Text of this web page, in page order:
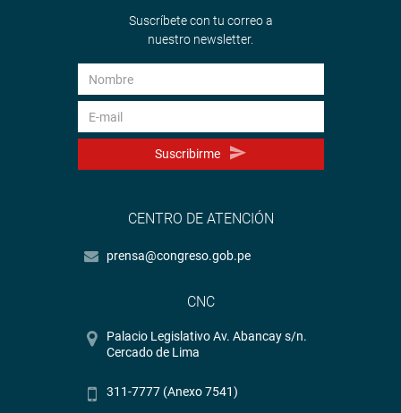
Suscríbete con tu correo a
nuestro newsletter.
Suscribirme
CENTRO DE ATENCIÓN
prensa@congreso.gob.pe
CNC
Palacio Legislativo Av. Abancay s/n.
Cercado de Lima
311-7777 (Anexo 7541)